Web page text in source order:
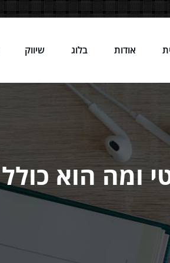
אודות בלוג שיווק
ומה הוא כולל